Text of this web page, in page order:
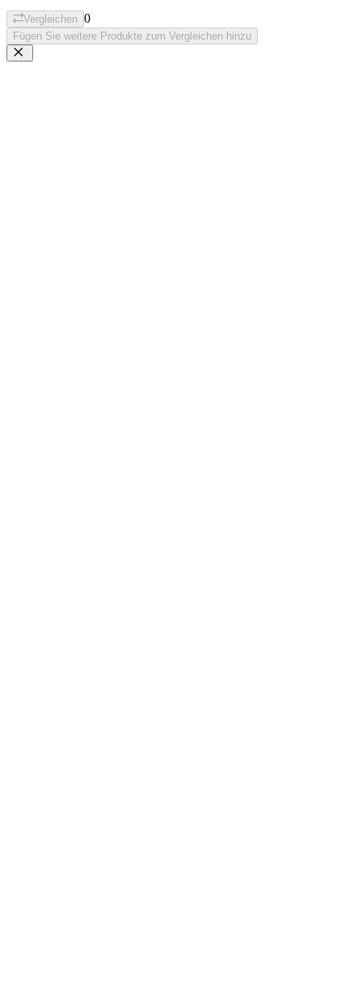
Vergleichen 0
Fügen Sie weitere Produkte zum Vergleichen hinzu